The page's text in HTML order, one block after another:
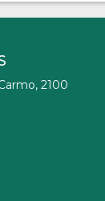
2100